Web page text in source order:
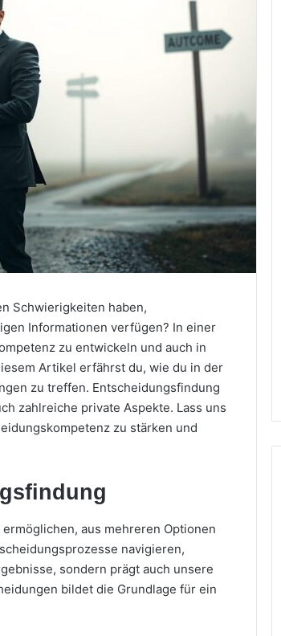
Schwierigkeiten haben,
Informationen verfügen? In einer
zu entwickeln und auch in
Artikel erfährst du, wie du in der
zu treffen. Entscheidungsfindung
zahlreiche private Aspekte. Lass uns
zu stärken und
aus mehreren Optionen
navigieren,
sondern prägt auch unsere
bildet die Grundlage für ein